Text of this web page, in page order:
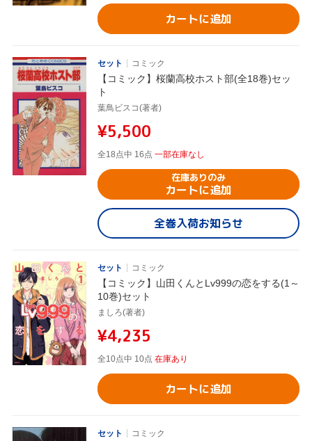
カートに追加
セット コミック
【コミック】桜蘭高校ホスト部(全18巻)セッ
ト
葉鳥ビスコ(著者)
¥5,500
全18点中 16点 一部在庫なし
在庫ありのみ
カートに追加
全巻入荷お知らせ
セット コミック
【コミック】山田くんとLv999の恋をする(1～
10巻)セット
ましろ(著者)
¥4,235
全10点中 10点 在庫あり
カートに追加
セット コミック